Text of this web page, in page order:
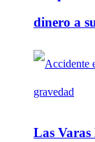
dinero a
Las